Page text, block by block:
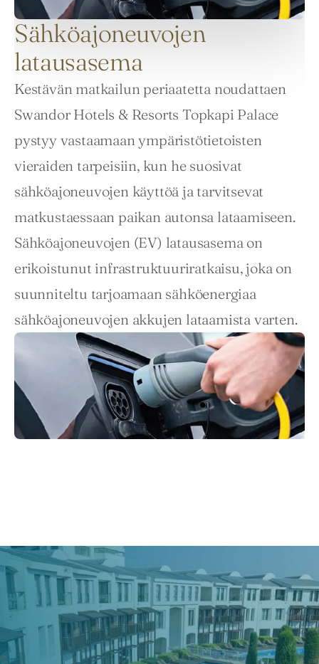
Sähköajoneuvojen
latausasema
Kestävän matkailun periaatetta noudattaen
Swandor Hotels & Resorts Topkapi Palace
pystyy vastaamaan ympäristötietoisten
vieraiden tarpeisiin, kun he suosivat
sähköajoneuvojen käyttöä ja tarvitsevat
matkustaessaan paikan autonsa lataamiseen.
Sähköajoneuvojen (EV) latausasema on
erikoistunut infrastruktuuriratkaisu, joka on
suunniteltu tarjoamaan sähköenergiaa
sähköajoneuvojen akkujen lataamista varten.